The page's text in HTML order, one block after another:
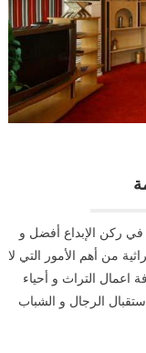
في ركن الإبداع أفضل و
من أهم الأمور التي لا
اعمال التراث و أحياء
الرجال و الشباب